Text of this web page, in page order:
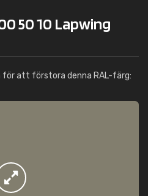
50 10 Lapwing
för att förstora denna RAL-färg: